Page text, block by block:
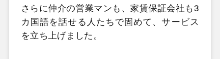
さらに仲介の営業マンも、家賃保証会社も3
カ国語を話せる人たちで固めて、サービス
を立ち上げました。